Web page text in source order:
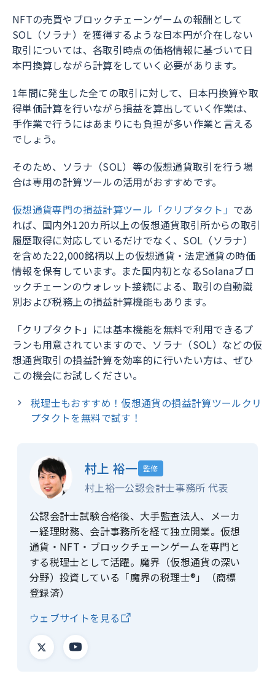
NFTの売買やブロックチェーンゲームの報酬として
SOL（ソラナ）を獲得するような日本円が介在しない
取引については、各取引時点の価格情報に基づいて日
本円換算しながら計算をしていく必要があります。
1年間に発生した全ての取引に対して、日本円換算や取
得単価計算を行いながら損益を算出していく作業は、
手作業で行うにはあまりにも負担が多い作業と言える
でしょう。
そのため、ソラナ（SOL）等の仮想通貨取引を行う場
合は専用の計算ツールの活用がおすすめです。
仮想通貨専門の損益計算ツール「クリプタクト」 であ
れば、国内外120カ所以上の仮想通貨取引所からの取引
履歴取得に対応しているだけでなく、SOL（ソラナ）
を含めた22,000銘柄以上の仮想通貨・法定通貨の時価
情報を保有しています。また国内初となるSolanaブロ
ックチェーンのウォレット接続による、取引の自動識
別および税務上の損益計算機能もあります。
「クリプタクト」には基本機能を無料で利用できるプ
ランも用意されていますので、ソラナ（SOL）などの仮
想通貨取引の損益計算を効率的に行いたい方は、ぜひ
この機会にお試しください。
税理士もおすすめ！仮想通貨の損益計算ツールクリ
プタクトを無料で試す！
村上 裕一 監修
村上裕一公認会計士事務所 代表
公認会計士試験合格後、大手監査法人、メーカ
ー経理財務、会計事務所を経て独立開業。仮想
通貨・NFT・ブロックチェーンゲームを専門と
する税理士として活躍。魔界（仮想通貨の深い
分野）投資している「魔界の税理士®」（商標
登録済）
ウェブサイトを見る